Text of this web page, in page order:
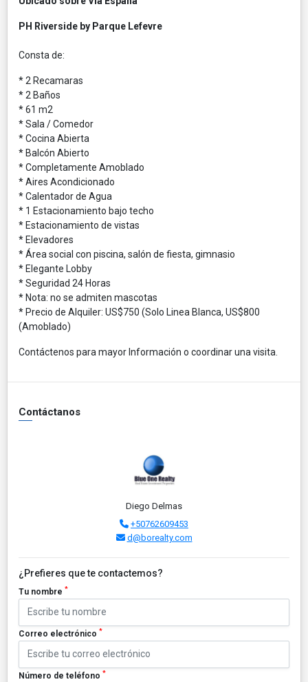
PH Riverside by Parque Lefevre
Consta de:
* 2 Recamaras
* 2 Baños
* 61 m2
* Sala / Comedor
* Cocina Abierta
* Balcón Abierto
* Completamente Amoblado
* Aires Acondicionado
* Calentador de Agua
* 1 Estacionamiento bajo techo
* Estacionamiento de vistas
* Elevadores
* Área social con piscina, salón de fiesta, gimnasio
* Elegante Lobby
* Seguridad 24 Horas
* Nota: no se admiten mascotas
* Precio de Alquiler: US$750 (Solo Linea Blanca, US$800
(Amoblado)
Contáctenos para mayor Información o coordinar una visita.
Contáctanos
Diego Delmas
+50762609453
d@borealty.com
¿Prefieres que te contactemos?
Tu nombre *
Correo electrónico *
Número de teléfono *